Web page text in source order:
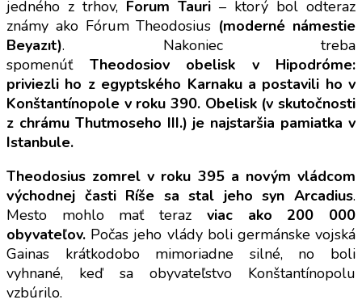
jedného z trhov, Forum Tauri – ktorý bol odteraz
známy ako Fórum Theodosius (moderné námestie
Beyazıt). Nakoniec treba
spomenúť Theodosiov
obelisk v Hipodróme:
priviezli ho z egyptského Karnaku a postavili ho v
Konštantínopole v roku 390. Obelisk (v skutočnosti
z chrámu Thutmoseho III.) je najstaršia pamiatka v
Istanbule.
Theodosius zomrel v roku 395 a novým vládcom
východnej časti Ríše sa stal jeho syn Arcadius.
Mesto mohlo mať teraz viac ako 200 000
obyvateľov. Počas jeho vlády boli germánske vojská
Gainas krátkodobo mimoriadne silné, no boli
vyhnané, keď sa obyvateľstvo Konštantínopolu
vzbúrilo.